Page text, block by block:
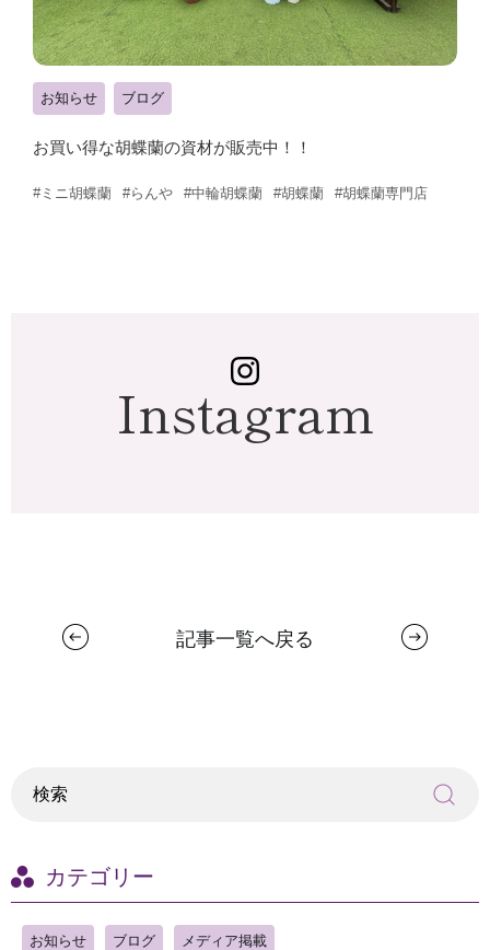
お知らせ ブログ
お買い得な胡蝶蘭の資材が販売中！！
#ミニ胡蝶蘭 #らんや #中輪胡蝶蘭 #胡蝶蘭 #胡蝶蘭専門店
Instagram
記事一覧へ戻る
カテゴリー
お知らせ ブログ メディア掲載